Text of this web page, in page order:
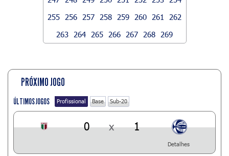
255
256 257 258 259 260 261
262
263
264 265 266 267 268 269
PRÓXIMO JOGO
ÚLTIMOS JOGOS Profissional Base Sub-20
0 x 1
Detalhes